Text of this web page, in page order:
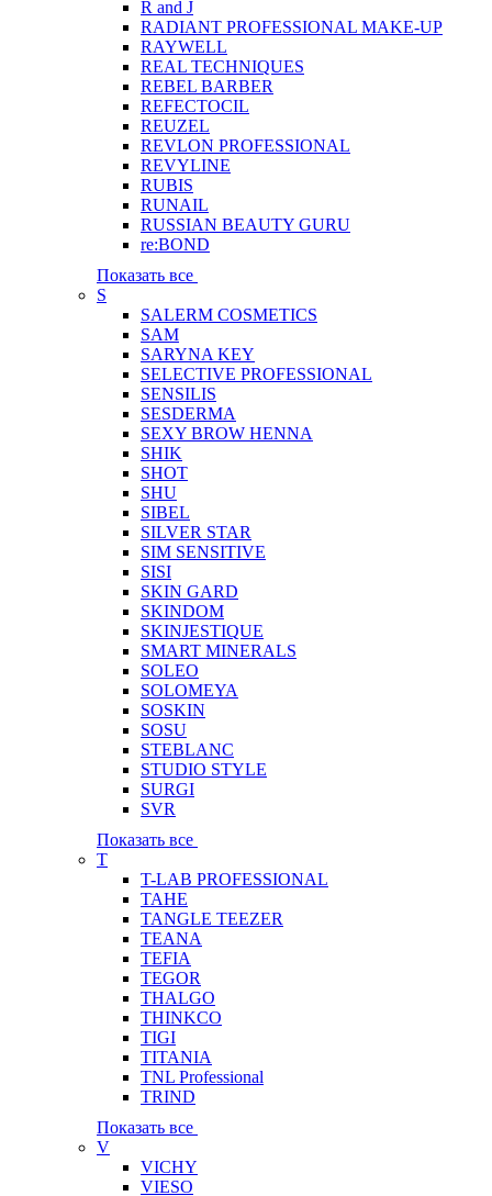
R and J
RADIANT PROFESSIONAL MAKE-UP
RAYWELL
REAL TECHNIQUES
REBEL BARBER
REFECTOCIL
REUZEL
REVLON PROFESSIONAL
REVYLINE
RUBIS
RUNAIL
RUSSIAN BEAUTY GURU
re:BOND
Показать все
S
SALERM COSMETICS
SAM
SARYNA KEY
SELECTIVE PROFESSIONAL
SENSILIS
SESDERMA
SEXY BROW HENNA
SHIK
SHOT
SHU
SIBEL
SILVER STAR
SIM SENSITIVE
SISI
SKIN GARD
SKINDOM
SKINJESTIQUE
SMART MINERALS
SOLEO
SOLOMEYA
SOSKIN
SOSU
STEBLANC
STUDIO STYLE
SURGI
SVR
Показать все
T
T-LAB PROFESSIONAL
TAHE
TANGLE TEEZER
TEANA
TEFIA
TEGOR
THALGO
THINKCO
TIGI
TITANIA
TNL Professional
TRIND
Показать все
V
VICHY
VIESO